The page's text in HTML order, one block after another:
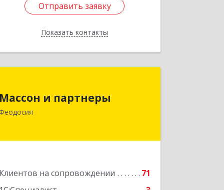
Отправить заявку
Показать контакты
Отправить заявку
Назад
Массон и партнеры
Клиентов на сопровождении
71
298112, Крым Респ, Феодосия г,
Подробнее